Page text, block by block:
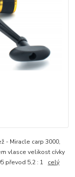
- Miracle carp 3000,
vlasce velikost cívky
převod 5,2 : 1 celý